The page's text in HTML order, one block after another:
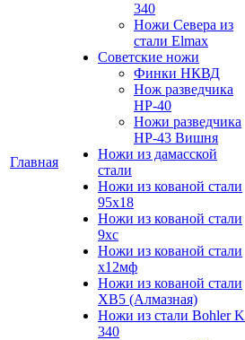
Главная
340
Ножи Севера из
стали Elmax
Советские ножи
Финки НКВД
Нож разведчика
НР-40
Ножи разведчика
НР-43 Вишня
Ножи из дамасской
стали
Ножи из кованой стали
95х18
Ножи из кованой стали
9хс
Ножи из кованой стали
х12мф
Ножи из кованой стали
ХВ5 (Алмазная)
Ножи из стали Bohler K
340